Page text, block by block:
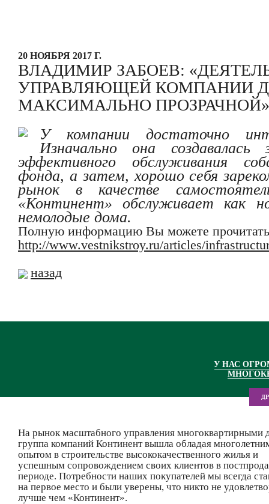
20 НОЯБРЯ 2017 Г.
ВЛАДИМИР ЗАБОЕВ:
УПРАВЛЯЮЩЕЙ КОМПАНИИ
МАКСИМАЛЬНО ПРОЗРАЧНОЙ»
У компании достаточно
Изначально она создавалась
эффективного обслуживания
фонда, а затем, хорошо себя
рынок в качестве
«Континент» обслуживает как
немолодые дома.
Полную информацию Вы можете
http://www.vestnikstroy.ru/articles/
назад
У НАС
На рынок масштабного управления многоквартирными
группа компаний Континент вышла обладая
опытом в строительстве высококачественного жилья и
успешным сопровождением своих клиентов в
периоде. Потребности наших покупателей мы всегда
на первое место и были уверены, что никто не
лучше чем «Континент».